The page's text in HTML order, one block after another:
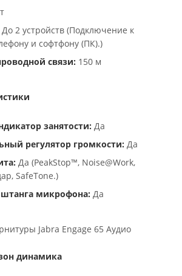
До 2 устройств (Подключение к
и софтфону (ПК).)
связи: 150 м
занятости: Да
регулятор громкости: Да
Да (PeakStop™, Noise@Work,
SafeTone.)
микрофона: Да
Jabra Engage 65 Аудио
динамика